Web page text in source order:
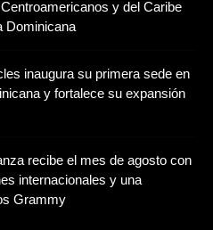
y del Caribe
Dominicana
inaugura su primera sede en
y fortalece su expansión
recibe el mes de agosto con
internacionales y una
Grammy